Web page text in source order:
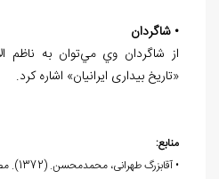
• شاگردان
از شاگردان وي مي‌توان به ناظم
«تاریخ بیداری ایرانیان» اشاره كرد.
منابع: